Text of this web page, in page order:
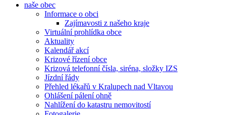
naše obec
Informace o obci
Zajímavosti z našeho kraje
Virtuální prohlídka obce
Aktuality
Kalendář akcí
Krizové řízení obce
Krizová telefonní čísla, siréna, složky IZS
Jízdní řády
Přehled lékařů v Kralupech nad Vltavou
Ohlášení pálení ohně
Nahlížení do katastru nemovitostí